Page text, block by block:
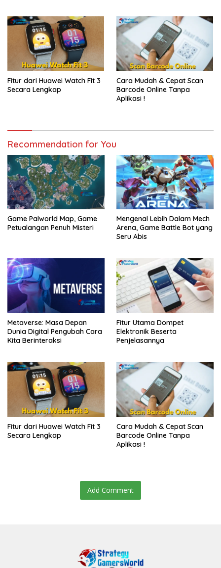
Fitur dari Huawei Watch Fit 3
Secara Lengkap
Cara Mudah & Cepat Scan
Barcode Online Tanpa
Aplikasi !
Recommendation for You
Game Palworld Map, Game
Petualangan Penuh Misteri
Mengenal Lebih Dalam Mech
Arena, Game Battle Bot yang
Seru Abis
Metaverse: Masa Depan
Dunia Digital Pengubah Cara
Kita Berinteraksi
Fitur Utama Dompet
Elektronik Beserta
Penjelasannya
Fitur dari Huawei Watch Fit 3
Secara Lengkap
Cara Mudah & Cepat Scan
Barcode Online Tanpa
Aplikasi !
Add Comment